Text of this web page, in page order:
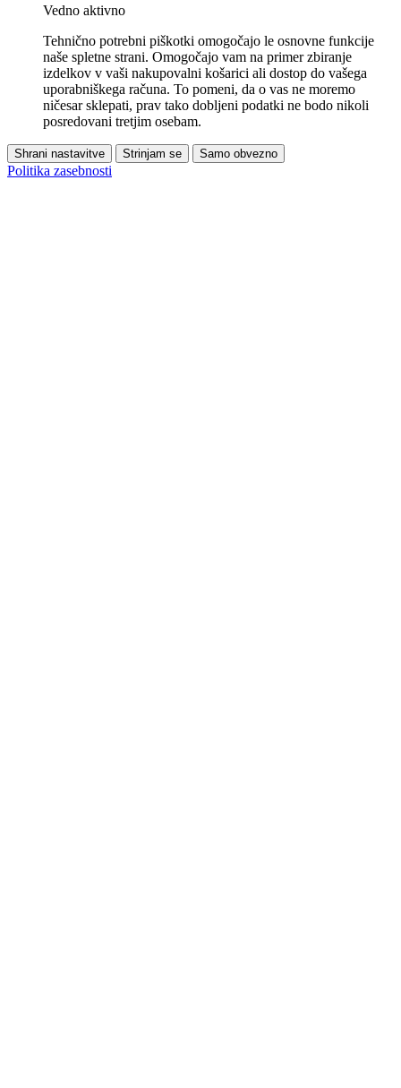
Vedno aktivno
Tehnično potrebni piškotki omogočajo le osnovne funkcije
naše spletne strani. Omogočajo vam na primer zbiranje
izdelkov v vaši nakupovalni košarici ali dostop do vašega
uporabniškega računa. To pomeni, da o vas ne moremo
ničesar sklepati, prav tako dobljeni podatki ne bodo nikoli
posredovani tretjim osebam.
Shrani nastavitve Strinjam se Samo obvezno
Politika zasebnosti